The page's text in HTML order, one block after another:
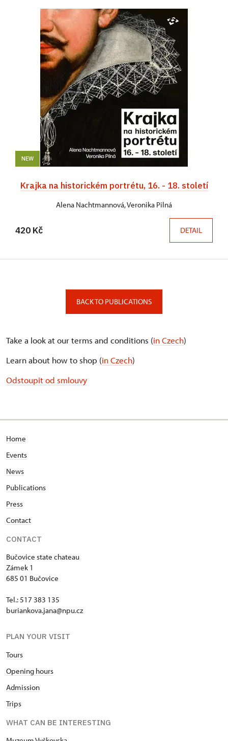
NEW
Krajka na historickém portrétu, 16. - 18. století
Alena Nachtmannová, Veronika Pilná
420 Kč DETAIL
BACK TO PUBLICATIONS
Take a look at our terms and conditions (in Czech)
Learn about how to shop (in Czech)
Odstoupit od smlouvy
Home
Events
News
Publications
Press
Contact
CONTACT
Bučovice state chateau
Zámek 1
685 01 Bučovice
Tel.: 517 383 135
buriankova.jana@npu.cz
PLAN YOUR VISIT
Tours
Opening hours
Admission
Trips
WHAT CAN BE INTERESTING